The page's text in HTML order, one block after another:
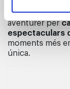
GoProhi serà
aventurer per
espectaculars
moments més
única.